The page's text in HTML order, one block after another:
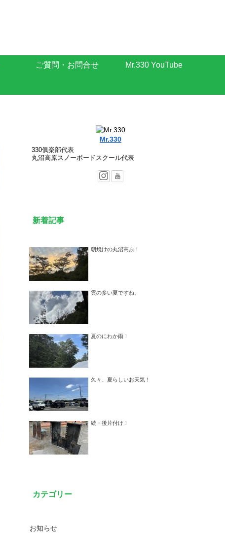
ご質問・お問合せ Mr.330 YouTube
Mr.330
330俱楽部代表
丸沼高原スノーボードスクール代表
新着記事
朝焼けの丸沼高原！
雲の多い夏ですね。
夏のにわか雨！
久々、夏らしいお天気！
続・後片付け！
カテゴリー
お知らせ